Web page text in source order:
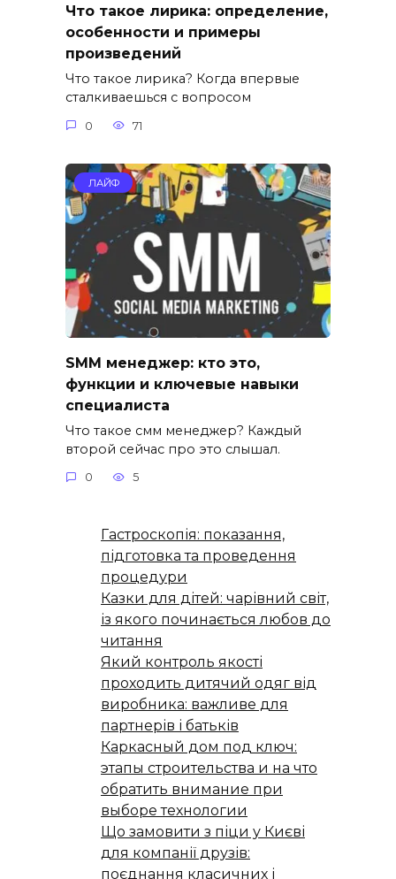
Что такое лирика: определение,
особенности и примеры
произведений
Что такое лирика? Когда впервые
сталкиваешься с вопросом
0 71
ЛАЙФ
SMM менеджер: кто это,
функции и ключевые навыки
специалиста
Что такое смм менеджер? Каждый
второй сейчас про это слышал.
0 5
Гастроскопія: показання,
підготовка та проведення
процедури
Казки для дітей: чарівний світ,
із якого починається любов до
читання
Який контроль якості
проходить дитячий одяг від
виробника: важливе для
партнерів і батьків
Каркасный дом под ключ:
этапы строительства и на что
обратить внимание при
выборе технологии
Що замовити з піци у Києві
для компанії друзів:
поєднання класичних і